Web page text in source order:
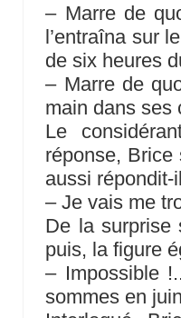
– Marre de
l’entraîna sur
de six heures
– Marre de
main dans ses
Le
réponse,
aussi
– Je vais me
De la surprise
puis, la figure
– Impossible
sommes en